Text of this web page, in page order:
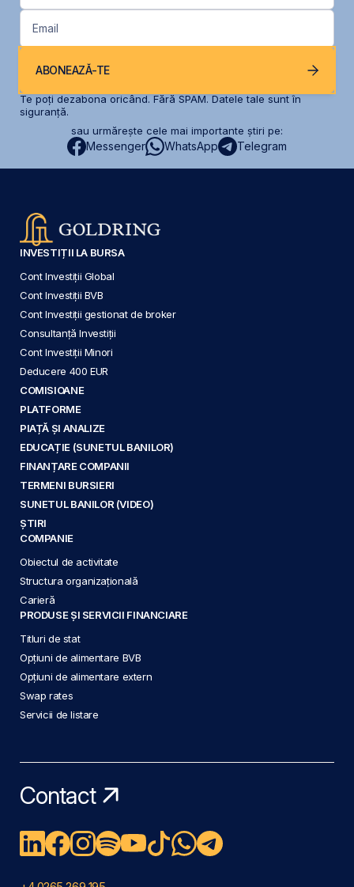
Email
ABONEAZĂ-TE
Te poți dezabona oricând. Fără SPAM. Datele tale sunt în
siguranță.
sau urmărește cele mai importante știri pe:
Messenger WhatsApp Telegram
INVESTIȚII LA BURSA
Cont Investiții Global
Cont Investiții BVB
Cont Investiții gestionat de broker
Consultanță Investiții
Cont Investiții Minori
Deducere 400 EUR
COMISIOANE
PLATFORME
PIAȚĂ ȘI ANALIZE
EDUCAȚIE (SUNETUL BANILOR)
FINANȚARE COMPANII
TERMENI BURSIERI
SUNETUL BANILOR (VIDEO)
ȘTIRI
COMPANIE
Obiectul de activitate
Structura organizațională
Carieră
PRODUSE ȘI SERVICII FINANCIARE
Titluri de stat
Opțiuni de alimentare BVB
Opțiuni de alimentare extern
Swap rates
Servicii de listare
Contact